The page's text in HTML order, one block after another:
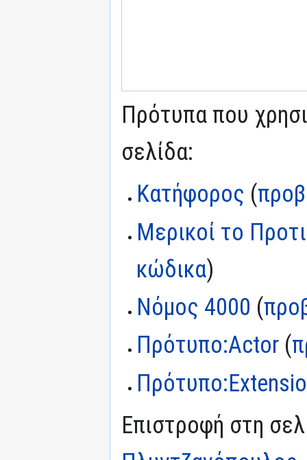
Πρότυπα που
σελίδα:
Κατήφορος (
Μερικοί το
κώδικα)
Νόμος 4000 (
Πρότυπο:Actor (
Επιστροφή στη